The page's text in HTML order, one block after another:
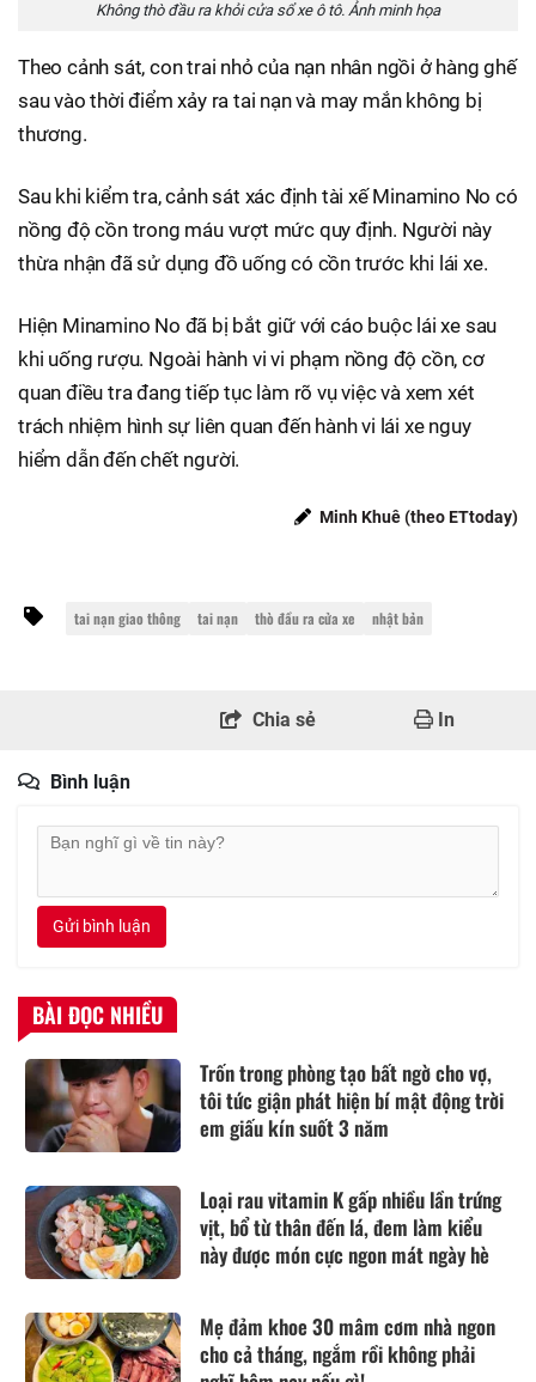
Không thò đầu ra khỏi cửa sổ xe ô tô. Ảnh minh họa
Theo cảnh sát, con trai nhỏ của nạn nhân ngồi ở hàng ghế
sau vào thời điểm xảy ra tai nạn và may mắn không bị
thương.
Sau khi kiểm tra, cảnh sát xác định tài xế Minamino No có
nồng độ cồn trong máu vượt mức quy định. Người này
thừa nhận đã sử dụng đồ uống có cồn trước khi lái xe.
Hiện Minamino No đã bị bắt giữ với cáo buộc lái xe sau
khi uống rượu. Ngoài hành vi vi phạm nồng độ cồn, cơ
quan điều tra đang tiếp tục làm rõ vụ việc và xem xét
trách nhiệm hình sự liên quan đến hành vi lái xe nguy
hiểm dẫn đến chết người.
Minh Khuê (theo ETtoday)
tai nạn giao thông tai nạn thò đầu ra cửa xe nhật bản
Chia sẻ In
Bình luận
Gửi bình luận
BÀI ĐỌC NHIỀU
Trốn trong phòng tạo bất ngờ cho vợ,
tôi tức giận phát hiện bí mật động trời
em giấu kín suốt 3 năm
Loại rau vitamin K gấp nhiều lần trứng
vịt, bổ từ thân đến lá, đem làm kiểu
này được món cực ngon mát ngày hè
Mẹ đảm khoe 30 mâm cơm nhà ngon
cho cả tháng, ngắm rồi không phải